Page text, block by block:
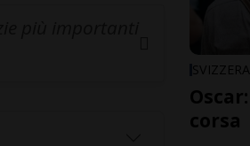
SVIZZERA
corsa